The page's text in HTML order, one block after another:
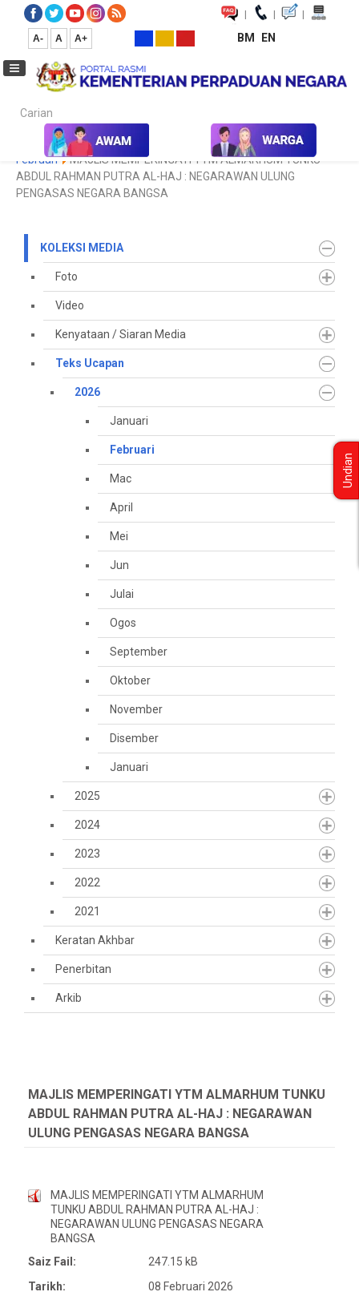
| | |
A- A A+ BM EN
Carian...
Laman Utama Media Koleksi Media Teks Ucapan
2026
Februari
MAJLIS MEMPERINGATI YTM ALMARHUM TUNKU
ABDUL RAHMAN PUTRA AL-HAJ : NEGARAWAN ULUNG
PENGASAS NEGARA BANGSA
KOLEKSI MEDIA
Foto
Video
Kenyataan / Siaran Media
Teks Ucapan
2026
Januari
Februari
Mac
April
Mei
Jun
Julai
Ogos
September
Oktober
November
Disember
Januari
2025
2024
2023
2022
2021
Keratan Akhbar
Penerbitan
Arkib
MAJLIS MEMPERINGATI YTM ALMARHUM TUNKU
ABDUL RAHMAN PUTRA AL-HAJ : NEGARAWAN
ULUNG PENGASAS NEGARA BANGSA
MAJLIS MEMPERINGATI YTM ALMARHUM
TUNKU ABDUL RAHMAN PUTRA AL-HAJ :
NEGARAWAN ULUNG PENGASAS NEGARA
BANGSA
Saiz Fail:
247.15 kB
Tarikh:
08 Februari 2026
Undian